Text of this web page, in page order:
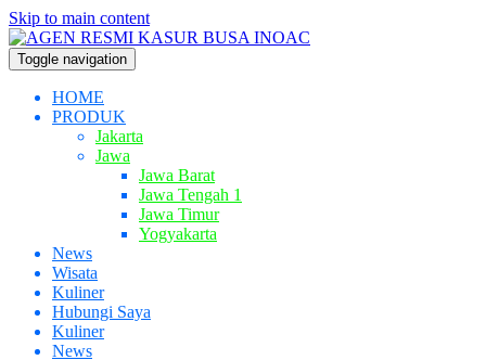
Skip to main content
Toggle navigation
HOME
PRODUK
Jakarta
Jawa
Jawa Barat
Jawa Tengah 1
Jawa Timur
Yogyakarta
News
Wisata
Kuliner
Hubungi Saya
Kuliner
News